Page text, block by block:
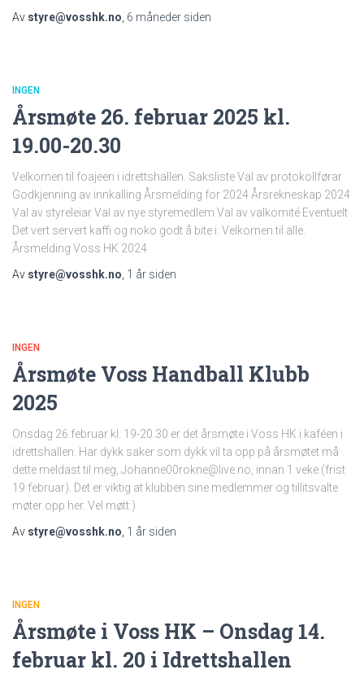
Av styre@vosshk.no 6 måneder siden
INGEN
Årsmøte 26. februar 2025 kl.
19.00-20.30
Velkomen til foajeen i idrettshallen. Saksliste Val av protokollførar
Godkjenning av innkalling Årsmelding for 2024 Årsrekneskap 2024
Val av styreleiar Val av nye styremedlem Val av valkomité Eventuelt
Det vert servert kaffi og noko godt å bite i. Velkomen til alle.
Årsmelding Voss HK 2024
Av styre@vosshk.no 1 år siden
INGEN
Årsmøte Voss Handball Klubb
2025
Onsdag 26.februar kl. 19-20.30 er det årsmøte i Voss HK i kaféen i
idrettshallen. Har dykk saker som dykk vil ta opp på årsmøtet må
dette meldast til meg, Johanne00rokne@live.no, innan 1 veke (frist
19 februar). Det er viktig at klubben sine medlemmer og tillitsvalte
møter opp her. Vel møtt:)
Av styre@vosshk.no 1 år siden
INGEN
Årsmøte i Voss HK – Onsdag 14.
februar kl. 20 i Idrettshallen